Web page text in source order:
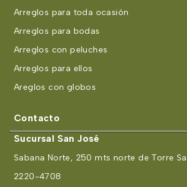
Arreglos para toda ocasión
Arreglos para bodas
Arreglos con peluches
Arreglos para ellos
Areglos con globos
Contacto
Sucursal San José
Sabana Norte, 250 mts norte de Torre
2220-4708